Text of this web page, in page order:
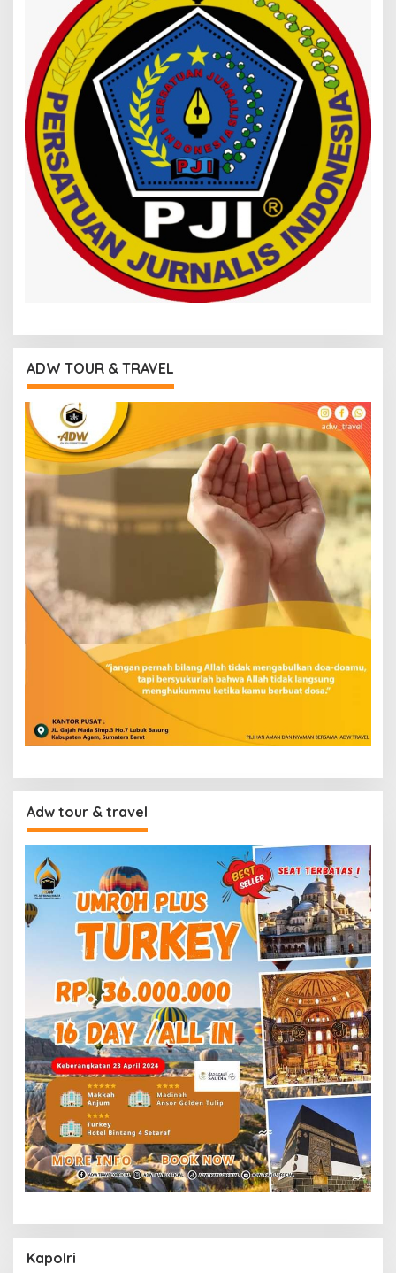
ADW TOUR & TRAVEL
Adw tour & travel
Kapolri